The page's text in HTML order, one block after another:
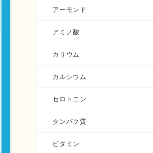
アーモンド
アミノ酸
カリウム
カルシウム
セロトニン
タンパク質
ビタミン